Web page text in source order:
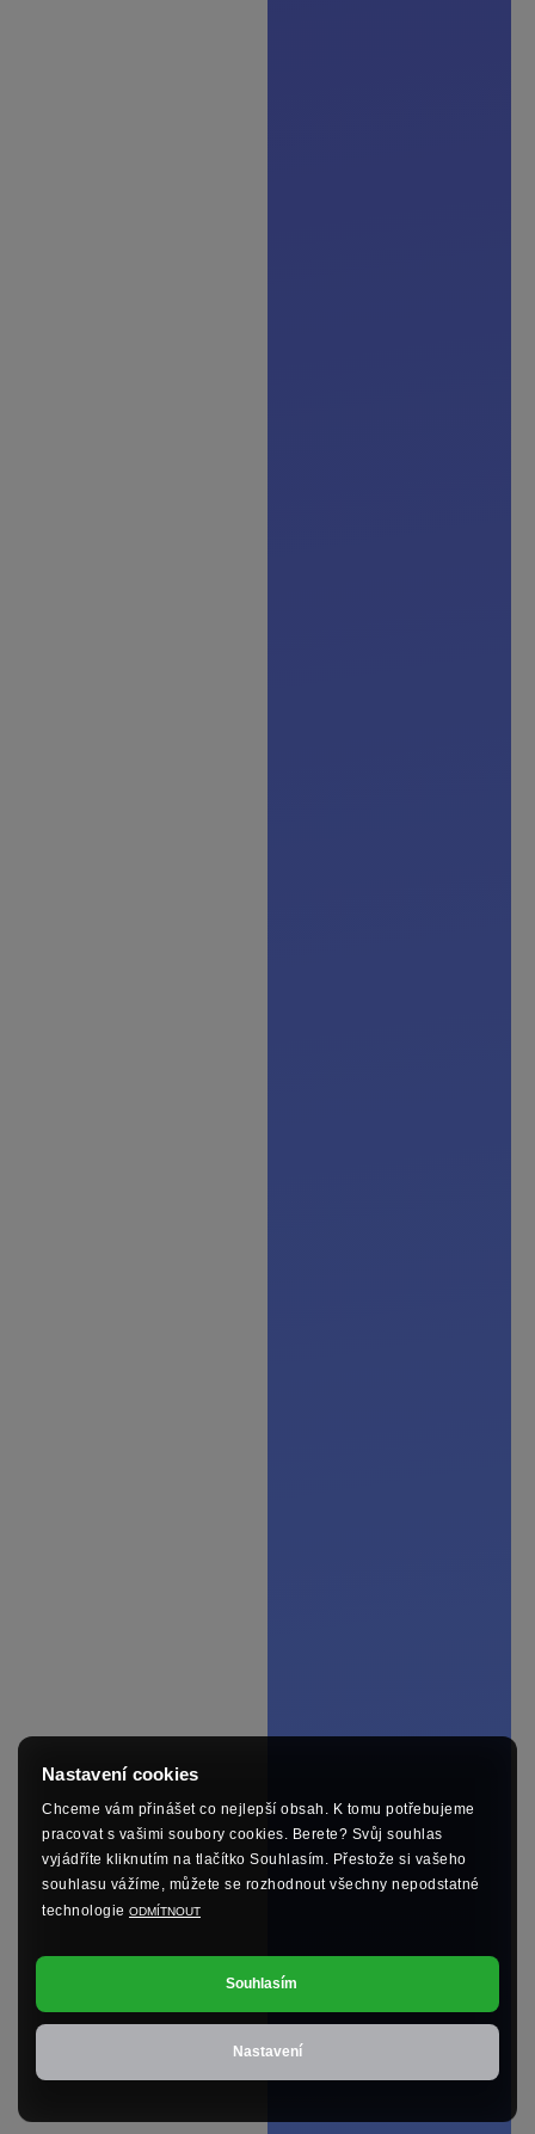
Nastavení cookies
Chceme vám přinášet co nejlepší obsah. K tomu potřebujeme
pracovat s vašimi soubory cookies. Berete? Svůj souhlas
vyjádříte kliknutím na tlačítko Souhlasím. Přestože si vašeho
souhlasu vážíme, můžete se rozhodnout všechny nepodstatné
technologie ODMÍTNOUT
Souhlasím
Nastavení